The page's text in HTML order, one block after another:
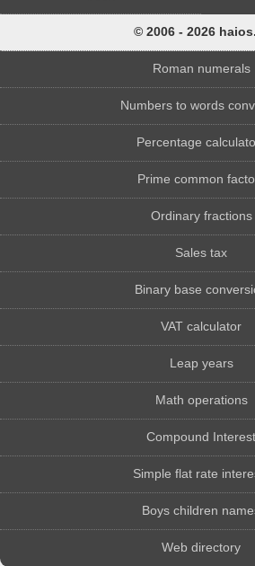
© 2006 - 2026
Roman numerals
Numbers to words
Percentage
Prime common
Ordinary fractions
Sales tax
Binary base
VAT calculator
Leap years
Math operations
Compound Interest
Simple flat rate
Boys children
Web directory